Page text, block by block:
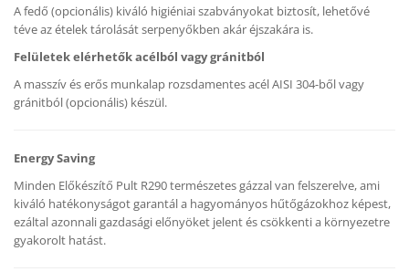
A fedő (opcionális) kiváló higiéniai szabványokat biztosít, lehetővé
téve az ételek tárolását serpenyőkben akár éjszakára is.
Felületek elérhetők acélból vagy gránitból
A masszív és erős munkalap rozsdamentes acél AISI 304-ből vagy
gránitból (opcionális) készül.
Energy Saving
Minden Előkészítő Pult R290 természetes gázzal van felszerelve, ami
kiváló hatékonyságot garantál a hagyományos hűtőgázokhoz képest,
ezáltal azonnali gazdasági előnyöket jelent és csökkenti a környezetre
gyakorolt hatást.